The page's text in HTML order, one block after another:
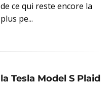
de ce qui reste encore la
plus pe...
Tesla Model S Plaid